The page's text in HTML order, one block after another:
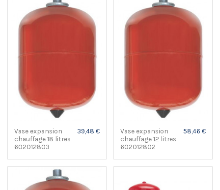
Vase expansion
chauffage 18 litres
602012803
39,48 €
Vase expansion
chauffage 12 litres
602012802
58,46 €